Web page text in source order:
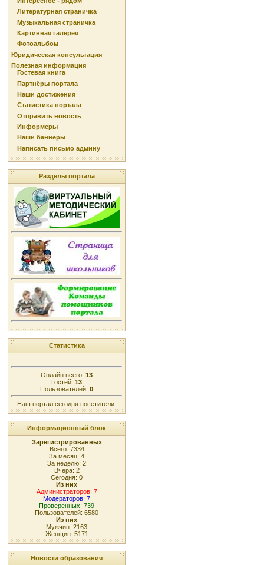
Литературная страничка
Музыкальная страничка
Картинная галерея
Фотоальбом
Юридическая консультация
Полезная информация
Гостевая книга
Партнёры портала
Наши достижения
Статистика портала
Отправить новость
Информеры
Наши баннеры
Написать письмо админу
Разделы портала
Статистика
Онлайн всего: 13
Гостей: 13
Пользователей: 0
Наш портал сегодня посетители:
Информационный блок
Зарегистрированных
Всего: 7334
За месяц: 4
За неделю: 2
Вчера: 2
Сегодня: 0
Из них
Администраторов: 7
Модераторов: 7
Проверенных: 739
Пользователей: 6580
Из них
Мужчин: 2163
Женщин: 5171
Новости образования